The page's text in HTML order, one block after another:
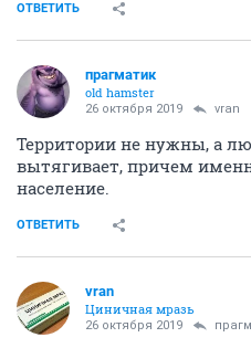
ОТВЕТИТЬ
прагматик
old hamster
26 октября 2019 vran
Территории не нужны, а
вытягивает, причем
население.
ОТВЕТИТЬ
vran
Циничная мразь
26 октября 2019